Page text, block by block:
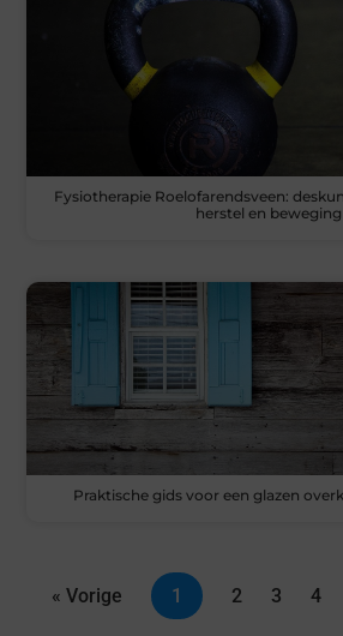
Fysiotherapie Roelofarendsveen:
herstel en beweging
Praktische gids voor een glazen
« Vorige 1 2 3 4